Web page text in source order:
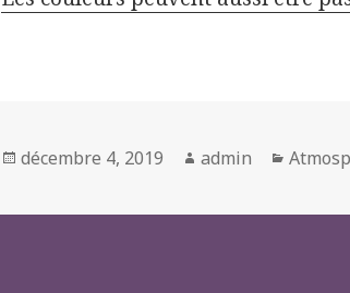
Posted
décembre 4, 2019 Author
admin